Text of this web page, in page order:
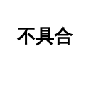
不具合